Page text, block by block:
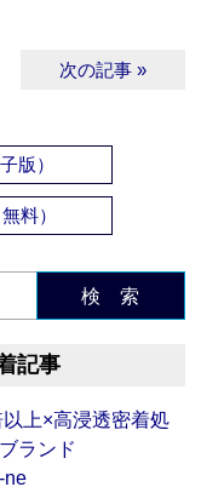
次の記事 »
版）
料）
検 索
記事
以上×高浸透密着処
ランド
ne